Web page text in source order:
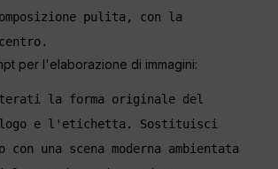
pulita, con la
per l'elaborazione di immagini:
la forma originale del
e l'etichetta. Sostituisci
una scena moderna ambientata